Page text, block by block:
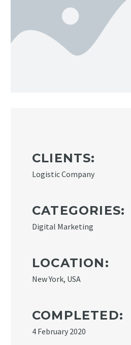
CLIENTS:
Logistic Company
CATEGORIES:
Digital Marketing
LOCATION:
New York, USA
COMPLETED:
4 February 2020